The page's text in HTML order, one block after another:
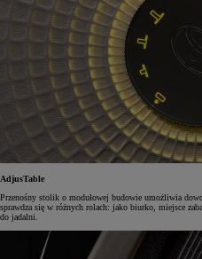
AdjusTable
Przenośny stolik o modułowej budowie umożliwia
sprawdza się w różnych rolach: jako biurko, miejsce
do jadalni.